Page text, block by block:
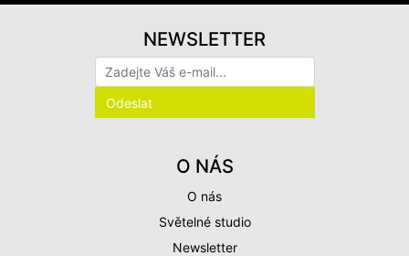
O NÁS
O nás
Světelné studio
Newsletter
NEWSLETTER